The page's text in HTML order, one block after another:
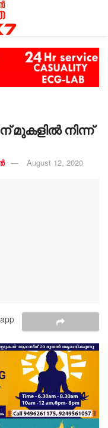
മുകളിൽ നിന്ന്
August 12, 2020